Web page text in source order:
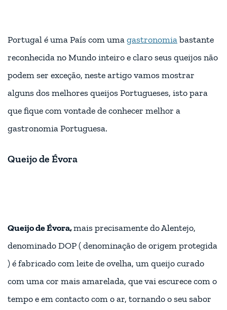
Portugal é uma País com umagastronomiabastante
reconhecida no Mundo inteiro e claro seus queijos não
podem ser exceção, neste artigo vamos mostrar
alguns dos melhores queijos Portugueses, isto para
que fique com vontade de conhecer melhor a
gastronomia Portuguesa.
Queijo de Évora
Queijo de Évora,mais precisamente do Alentejo,
denominado DOP ( denominação de origem protegida
) é fabricado com leite de ovelha, um queijo curado
com uma cor mais amarelada, que vai escurece com o
tempo e em contacto com o ar, tornando o seu sabor